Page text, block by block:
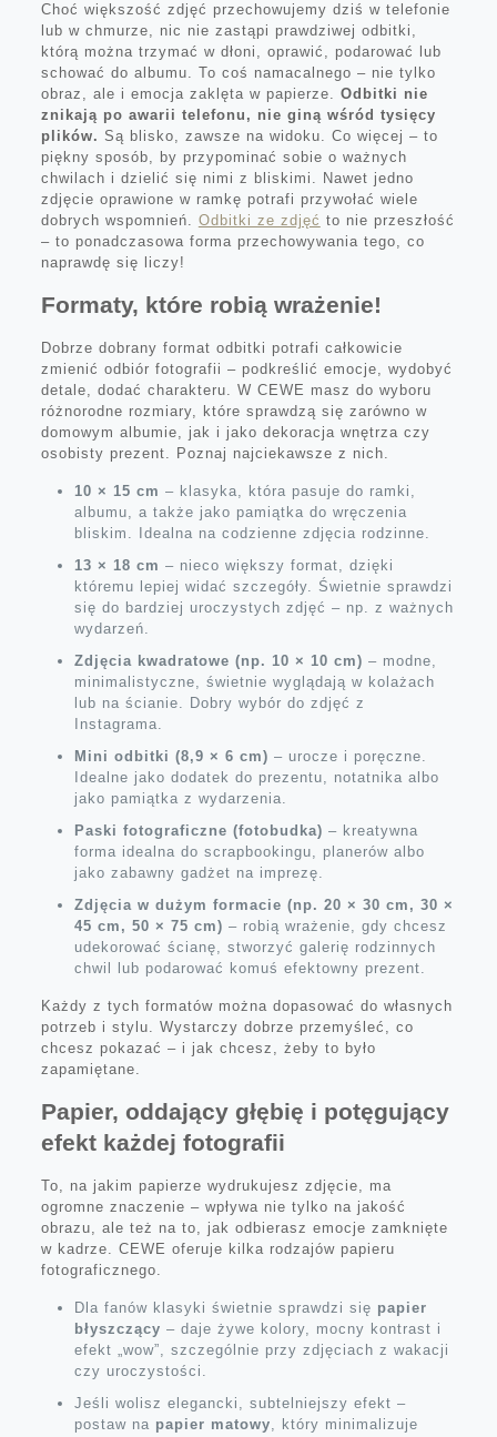
Choć większość zdjęć przechowujemy dziś w telefonie
lub w chmurze, nic nie zastąpi prawdziwej odbitki,
którą można trzymać w dłoni, oprawić, podarować lub
schować do albumu. To coś namacalnego – nie tylko
obraz, ale i emocja zaklęta w papierze. Odbitki nie
znikają po awarii telefonu, nie giną wśród tysięcy
plików. Są blisko, zawsze na widoku. Co więcej – to
piękny sposób, by przypominać sobie o ważnych
chwilach i dzielić się nimi z bliskimi. Nawet jedno
zdjęcie oprawione w ramkę potrafi przywołać wiele
dobrych wspomnień. Odbitki ze zdjęć to nie przeszłość
– to ponadczasowa forma przechowywania tego, co
naprawdę się liczy!
Formaty, które robią wrażenie!
Dobrze dobrany format odbitki potrafi całkowicie
zmienić odbiór fotografii – podkreślić emocje, wydobyć
detale, dodać charakteru. W CEWE masz do wyboru
różnorodne rozmiary, które sprawdzą się zarówno w
domowym albumie, jak i jako dekoracja wnętrza czy
osobisty prezent. Poznaj najciekawsze z nich.
10 × 15 cm – klasyka, która pasuje do ramki,
albumu, a także jako pamiątka do wręczenia
bliskim. Idealna na codzienne zdjęcia rodzinne.
13 × 18 cm – nieco większy format, dzięki
któremu lepiej widać szczegóły. Świetnie sprawdzi
się do bardziej uroczystych zdjęć – np. z ważnych
wydarzeń.
Zdjęcia kwadratowe (np. 10 × 10 cm) – modne,
minimalistyczne, świetnie wyglądają w kolażach
lub na ścianie. Dobry wybór do zdjęć z
Instagrama.
Mini odbitki (8,9 × 6 cm) – urocze i poręczne.
Idealne jako dodatek do prezentu, notatnika albo
jako pamiątka z wydarzenia.
Paski fotograficzne (fotobudka) – kreatywna
forma idealna do scrapbookingu, planerów albo
jako zabawny gadżet na imprezę.
Zdjęcia w dużym formacie (np. 20 × 30 cm, 30 ×
45 cm, 50 × 75 cm) – robią wrażenie, gdy chcesz
udekorować ścianę, stworzyć galerię rodzinnych
chwil lub podarować komuś efektowny prezent.
Każdy z tych formatów można dopasować do własnych
potrzeb i stylu. Wystarczy dobrze przemyśleć, co
chcesz pokazać – i jak chcesz, żeby to było
zapamiętane.
Papier, oddający głębię i potęgujący
efekt każdej fotografii
To, na jakim papierze wydrukujesz zdjęcie, ma
ogromne znaczenie – wpływa nie tylko na jakość
obrazu, ale też na to, jak odbierasz emocje zamknięte
w kadrze. CEWE oferuje kilka rodzajów papieru
fotograficznego.
Dla fanów klasyki świetnie sprawdzi się papier
błyszczący – daje żywe kolory, mocny kontrast i
efekt „wow”, szczególnie przy zdjęciach z wakacji
czy uroczystości.
Jeśli wolisz elegancki, subtelniejszy efekt –
postaw na papier matowy, który minimalizuje